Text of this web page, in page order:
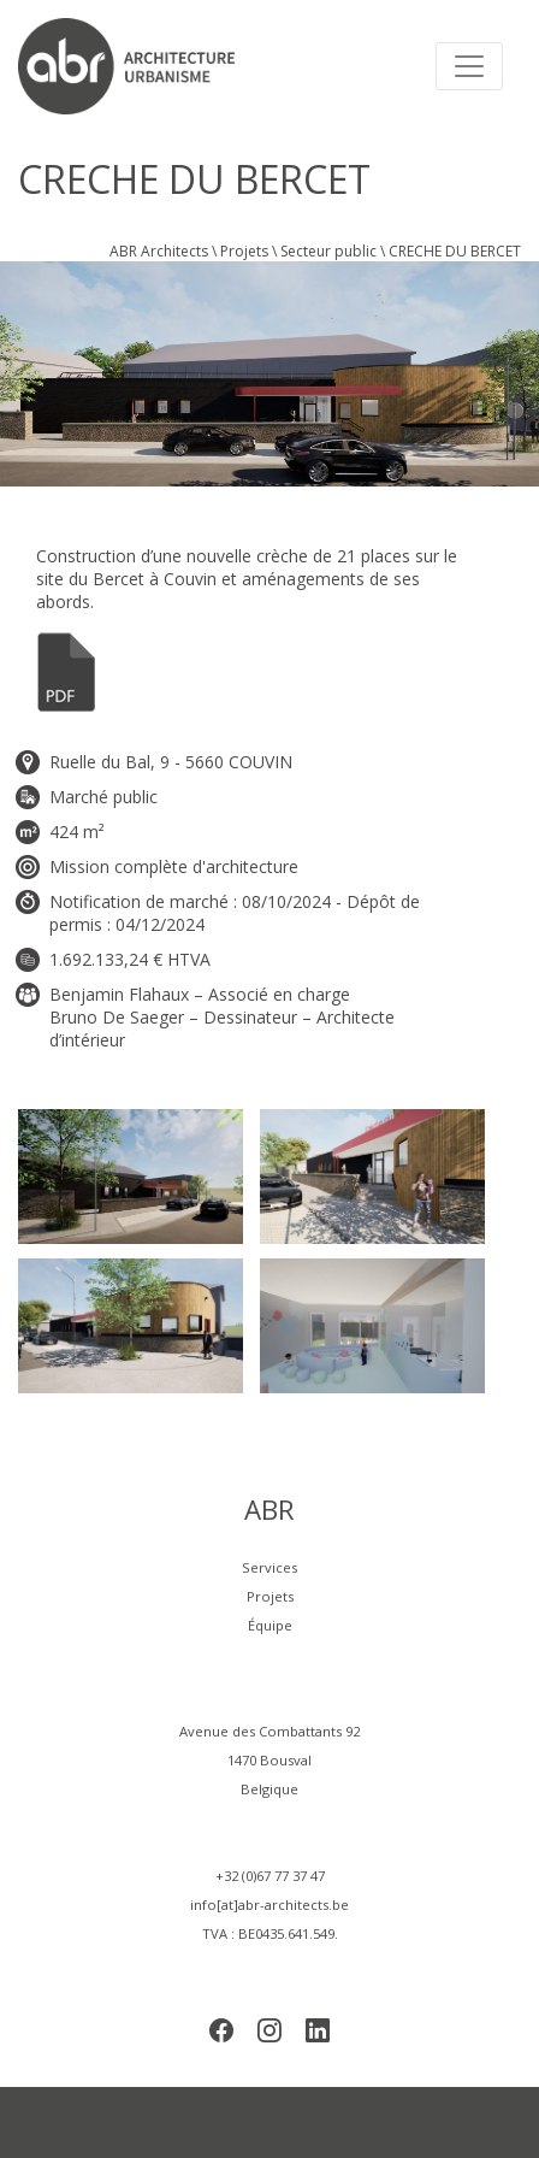
ABR ARCHITECTS
CRECHE DU BERCET
ABR Architects\ Projets\ Secteur public\ CRECHE DU BERCET
Construction d’une nouvelle crèche de 21 places sur le
site du Bercet à Couvin et aménagements de ses
abords.
Ruelle du Bal, 9 - 5660 COUVIN
Marché public
424 m²
Mission complète d'architecture
Notification de marché : 08/10/2024 - Dépôt de
permis : 04/12/2024
1.692.133,24 € HTVA
Benjamin Flahaux – Associé en charge
Bruno De Saeger – Dessinateur – Architecte
d’intérieur
ABR
Services
Projets
Équipe
Avenue des Combattants 92
1470 Bousval
Belgique
+32 (0)67 77 37 47
info[at]abr-architects.be
TVA : BE0435.641.549.